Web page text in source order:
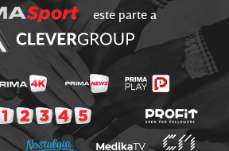
este parte a